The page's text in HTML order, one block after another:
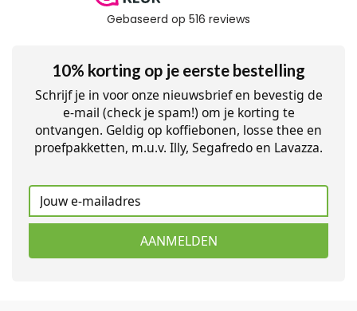
10% korting op je eerste bestelling
Schrijf je in voor onze nieuwsbrief en bevestig de
e-mail (check je spam!) om je korting te
ontvangen. Geldig op koffiebonen, losse thee en
proefpakketten, m.u.v. Illy, Segafredo en Lavazza.
AANMELDEN